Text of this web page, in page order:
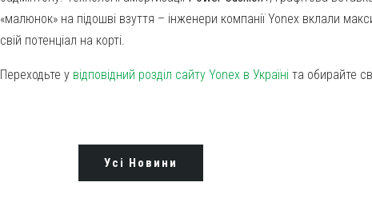
«малюнок» на підошві взуття – інженери компанії Yonex вклали
свій потенціал на корті.
Переходьте у відповідний розділ сайту Yonex в Україні та обирайте
Усі Новини